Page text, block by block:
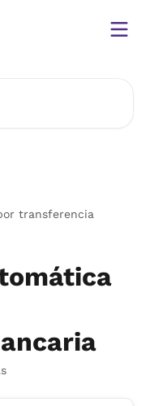
transferencia